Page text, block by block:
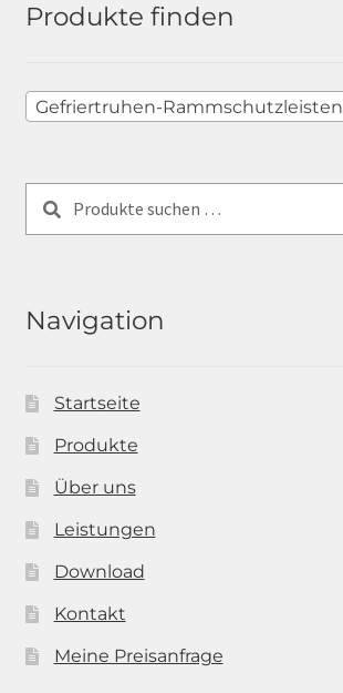
Produkte finden
Gefriertruhen-Rammschutzleisten
Suchen
nach:
Navigation
Startseite
Produkte
Über uns
Leistungen
Download
Kontakt
Meine Preisanfrage